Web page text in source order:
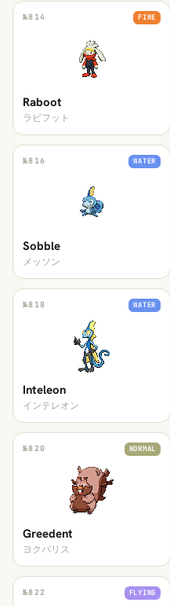
№814 FIRE
Raboot
ラビフット
№816 WATER
Sobble
メッソン
№818 WATER
Inteleon
インテレオン
№820 NORMAL
Greedent
ヨクバリス
№822 FLYING